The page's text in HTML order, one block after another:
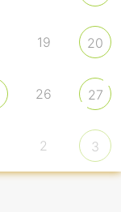
19 20
26 27
2 3